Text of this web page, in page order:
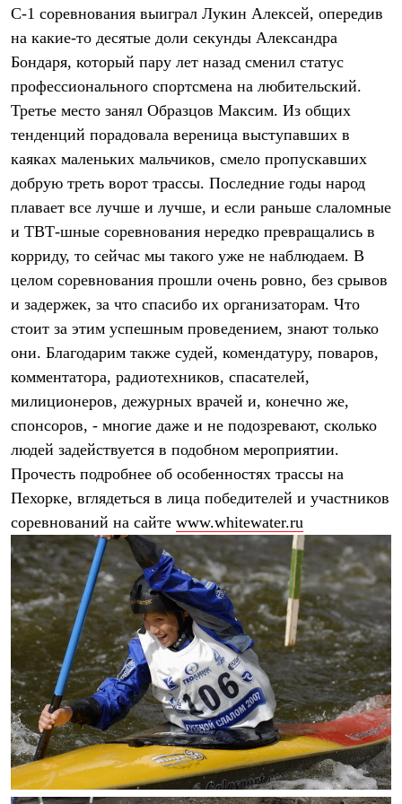
Чуни
Уход за обувью
Головные уборы
Шапки
Балаклавы и маски
Кепки и бейсболки
Повязки
Шарфы
Перчатки и рукавицы
Перчатки
Рукавицы
Носки
Полезные аксессуары
Ремни
Шевроны
Опушки
Уход за одеждой
В Арктику
PEAK
ЗА ПОЛЯРНЫМ КРУГОМ
TREK
BASK kids
CITY
BASK juno
ИДЁМ В ПОХОД
Дневник капитана
Каталог дилеров
Компания
Баск сегодня
История
Отцы основатели
Производство
Баск в вашем городе
Контроль качества
Технологии
Команда Баск
Сотрудничество
Дилерам
Стать дилером
Корпоративным клиентам
Услуги
С-1 соревнования выиграл Лукин Алексей, опередив
на какие-то десятые доли секунды Александра
Бондаря, который пару лет назад сменил статус
профессионального спортсмена на любительский.
Третье место занял Образцов Максим. Из общих
тенденций порадовала вереница выступавших в
каяках маленьких мальчиков, смело пропускавших
добрую треть ворот трассы. Последние годы народ
плавает все лучше и лучше, и если раньше слаломные
и ТВТ-шные соревнования нередко превращались в
корриду, то сейчас мы такого уже не наблюдаем. В
целом соревнования прошли очень ровно, без срывов
и задержек, за что спасибо их организаторам. Что
стоит за этим успешным проведением, знают только
они. Благодарим также судей, комендатуру, поваров,
комментатора, радиотехников, спасателей,
милиционеров, дежурных врачей и, конечно же,
спонсоров, - многие даже и не подозревают, сколько
людей задействуется в подобном мероприятии.
Прочесть подробнее об особенностях трассы на
Пехорке, вглядеться в лица победителей и участников
соревнований на сайте www.whitewater.ru